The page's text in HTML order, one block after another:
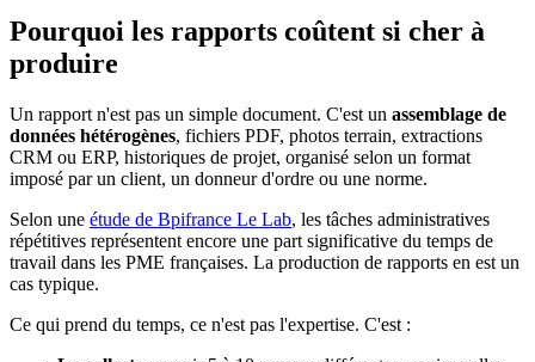
Pourquoi les rapports coûtent si cher à
produire
Un rapport n'est pas un simple document. C'est un assemblage de
données hétérogènes, fichiers PDF, photos terrain, extractions
CRM ou ERP, historiques de projet, organisé selon un format
imposé par un client, un donneur d'ordre ou une norme.
Selon une étude de Bpifrance Le Lab, les tâches administratives
répétitives représentent encore une part significative du temps de
travail dans les PME françaises. La production de rapports en est un
cas typique.
Ce qui prend du temps, ce n'est pas l'expertise. C'est :